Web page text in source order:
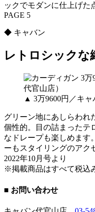
ックでモダンに仕上げた
PAGE 5
◆ キャバン
レトロシックな
▲ 3万9600円／キャ
グリーン地にあしらわれ
個性的。目の詰まったテ
なドレープも楽しめます
ーもスタイリングのアク
2022年10月号より
※掲載商品はすべて税込
■ お問い合わせ